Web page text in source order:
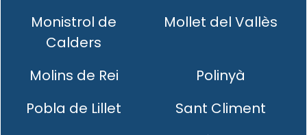
Monistrol de
Calders
Mollet del Vallès
Molins de Rei
Polinyà
Pobla de Lillet
Sant Climent